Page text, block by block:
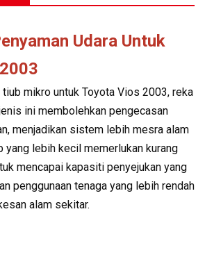
Udara Untuk
mikro untuk Toyota Vios 2003, reka
ini membolehkan pengecasan
menjadikan sistem lebih mesra alam
lebih kecil memerlukan kurang
mencapai kapasiti penyejukan yang
penggunaan tenaga yang lebih rendah
alam sekitar.